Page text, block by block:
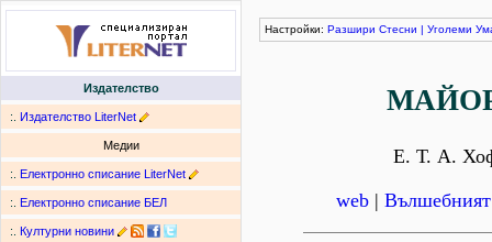
Издателство
:. Издателство LiterNet
Медии
:. Електронно списание LiterNet
:. Електронно списание БЕЛ
:. Културни новини
Настройки: Разшири Стесни | Уголеми
Е. Т. А.
web | Вълшебният